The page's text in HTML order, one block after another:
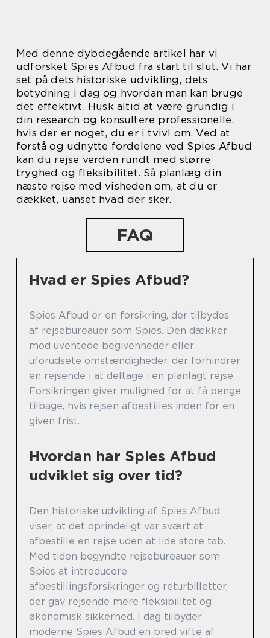
Med denne dybdegående artikel har vi
udforsket Spies Afbud fra start til slut. Vi har
set på dets historiske udvikling, dets
betydning i dag og hvordan man kan bruge
det effektivt. Husk altid at være grundig i
din research og konsultere professionelle,
hvis der er noget, du er i tvivl om. Ved at
forstå og udnytte fordelene ved Spies Afbud
kan du rejse verden rundt med større
tryghed og fleksibilitet. Så planlæg din
næste rejse med visheden om, at du er
dækket, uanset hvad der sker.
FAQ
Hvad er Spies Afbud?
Spies Afbud er en forsikring, der tilbydes
af rejsebureauer som Spies. Den dækker
mod uventede begivenheder eller
uforudsete omstændigheder, der forhindrer
en rejsende i at deltage i en planlagt rejse.
Forsikringen giver mulighed for at få penge
tilbage, hvis rejsen afbestilles inden for en
given frist.
Hvordan har Spies Afbud
udviklet sig over tid?
Den historiske udvikling af Spies Afbud
viser, at det oprindeligt var svært at
afbestille en rejse uden at lide store tab.
Med tiden begyndte rejsebureauer som
Spies at introducere
afbestillingsforsikringer og returbilletter,
der gav rejsende mere fleksibilitet og
økonomisk sikkerhed. I dag tilbyder
moderne Spies Afbud en bred vifte af